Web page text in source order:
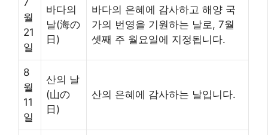
월
21
일
바다의
날(海の
日)
바다의 은혜에 감사하고 해양 국
가의 번영을 기원하는 날로, 7월
셋째 주 월요일에 지정됩니다.
8
월
11
일
산의 날
(山の
日)
산의 은혜에 감사하는 날입니다.